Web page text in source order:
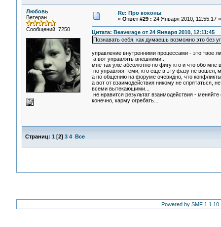
Любовь
Ветеран
Сообщений: 7250
Re: Про коконы
« Ответ #29 : 24 Января 2010, 12:55:17 »
Цитата: Beaverage от 24 Января 2010, 12:11:45
Познавать себя, как думаешь возможно это без
управление внутренними процессами - это твое
а вот управлять внешними...
мне так уже абсолютно по фигу кто и что обо
но управляя теми, кто еще в эту фазу не вошел,
а по общению на форуме очевидно, что
а вот от взаимодействия никому не спрятаться,
всеми вытекающими...
не нравится результат взаимодействия -
конечно, карму огребать...
Страниц: 1 [2] 3 4 Все
Powered by SMF 1.1.10